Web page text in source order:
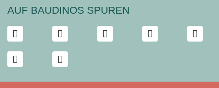
AUF BAUDINOS SPUREN